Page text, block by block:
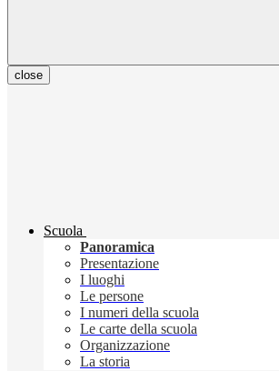
close
Scuola
Panoramica
Presentazione
I luoghi
Le persone
I numeri della scuola
Le carte della scuola
Organizzazione
La storia